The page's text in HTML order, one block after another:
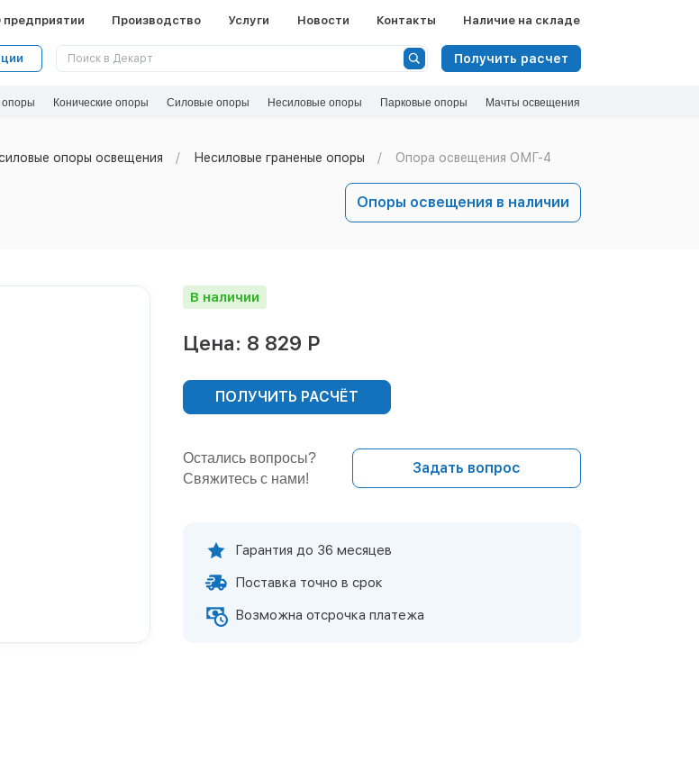
предприятии Производство Услуги Новости Контакты Наличие на складе
Получить расчет
опоры Конические опоры Силовые опоры Несиловые опоры Парковые опоры Мачты освещения
опоры освещения Несиловые граненые опоры Опора освещения ОМГ-4
Опоры освещения в наличии
В наличии
Цена: 8 829 Р
ПОЛУЧИТЬ РАСЧЁТ
Остались вопросы?
Свяжитесь с нами!
Задать вопрос
Гарантия до 36 месяцев
Поставка точно в срок
Возможна отсрочка платежа